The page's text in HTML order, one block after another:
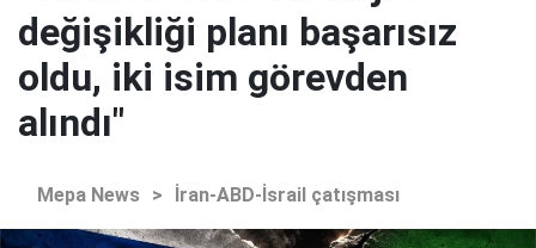
değişikliği planı başarısız
oldu, iki isim görevden
alındı"
Mepa News > İran-ABD-İsrail çatışması